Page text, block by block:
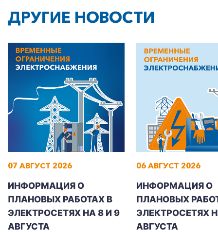
+7-800-700-24-57
Заказать обратный звонок
Частным клиентам
ДРУГИЕ НОВОСТИ
07 АВГУСТ 2026
ИНФОРМАЦИЯ О
ПЛАНОВЫХ РАБОТАХ В
ЭЛЕКТРОСЕТЯХ НА 8 И 9
АВГУСТА
06 АВГУСТ 2026
ИНФОРМАЦИЯ О
ПЛАНОВЫХ
ЭЛЕКТРОСЕТЯХ
АВГУСТА